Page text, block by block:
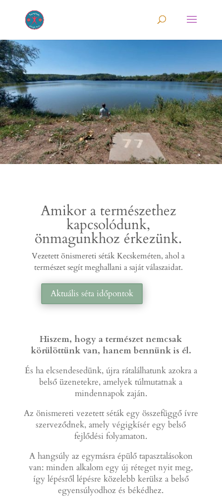
Amikor a természethez
kapcsolódunk,
önmagunkhoz érkezünk.
Vezetett önismereti séták Kecskeméten, ahol a
természet segít meghallani a saját válaszaidat.
Aktuális séta időpontok
Hiszem, hogy a természet nemcsak
körülöttünk van, hanem bennünk is él.
És ha elcsendesedünk, újra rátalálhatunk azokra a
belső üzenetekre, amelyek túlmutatnak a
mindennapok zaján.
Az önismereti vezetett séták egy összefüggő ívre
szerveződnek, amely végigkísér egy belső
fejlődési folyamaton.
A hangsúly az egymásra épülő tapasztalásokon
van: minden alkalom egy új réteget nyit meg,
így lépésről lépésre közelebb kerülsz a belső
egyensúlyodhoz és békédhez.